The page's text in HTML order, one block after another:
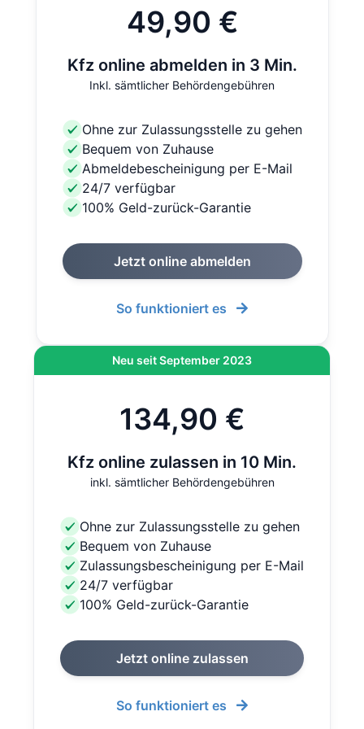
49,90 €
Kfz online abmelden in 3 Min.
Inkl. sämtlicher Behördengebühren
Ohne zur Zulassungsstelle zu gehen
Bequem von Zuhause
Abmeldebescheinigung per E-Mail
24/7 verfügbar
100% Geld-zurück-Garantie
Jetzt online abmelden
So funktioniert es
Neu seit September 2023
134,90 €
Kfz online zulassen in 10 Min.
inkl. sämtlicher Behördengebühren
Ohne zur Zulassungsstelle zu gehen
Bequem von Zuhause
Zulassungsbescheinigung per E-Mail
24/7 verfügbar
100% Geld-zurück-Garantie
Jetzt online zulassen
So funktioniert es